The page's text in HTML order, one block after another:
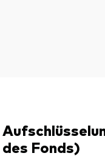
des Fonds)